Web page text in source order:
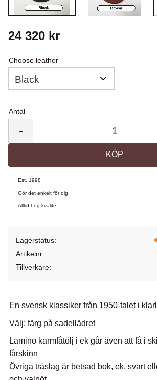
24 320 kr
Choose leather
Antal
-
KÖP
Est. 1998
Gör det enkelt för dig
Alltid hög kvalité
Lagerstatus
Artikelnr
Tillverkare
En svensk klassiker från 1950-talet i
Välj: färg på sadellädret
Lamino karmfåtölj i ek går även att få i
fårskinn
Övriga träslag är betsad bok, ek, svart